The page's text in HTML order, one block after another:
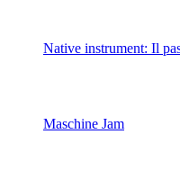
Native instrument: Il
Maschine Jam